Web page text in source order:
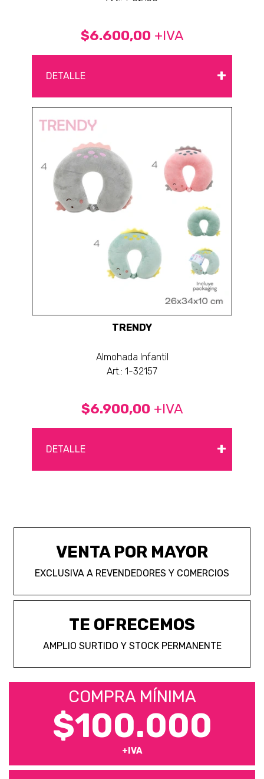
$6.600,00 +IVA
DETALLE +
TRENDY
Almohada Infantil
Art.: 1-32157
$6.900,00 +IVA
DETALLE +
VENTA POR MAYOR
EXCLUSIVA A REVENDEDORES Y COMERCIOS
TE OFRECEMOS
AMPLIO SURTIDO Y STOCK PERMANENTE
COMPRA MÍNIMA
$100.000
+IVA